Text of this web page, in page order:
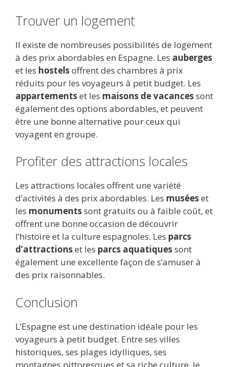
Trouver un logement
Il existe de nombreuses possibilités de logement
à des prix abordables en Espagne. Les auberges
et les hostelsoffrent des chambres à prix
réduits pour les voyageurs à petit budget. Les
appartementset les maisons de vacancessont
également des options abordables, et peuvent
être une bonne alternative pour ceux qui
voyagent en groupe.
Profiter des attractions locales
Les attractions locales offrent une variété
d’activités à des prix abordables. Les muséeset
les monumentssont gratuits ou à faible coût, et
offrent une bonne occasion de découvrir
l’histoire et la culture espagnoles. Les parcs
d’attractionset les parcs aquatiquessont
également une excellente façon de s’amuser à
des prix raisonnables.
Conclusion
L’Espagne est une destination idéale pour les
voyageurs à petit budget. Entre ses villes
historiques, ses plages idylliques, ses
montagnes pittoresques et sa riche culture, le